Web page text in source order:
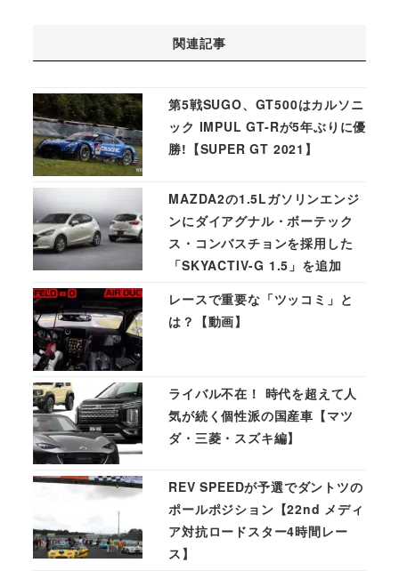
関連記事
第5戦SUGO、GT500はカルソニ
ック IMPUL GT-Rが5年ぶりに優
勝!【SUPER GT 2021】
MAZDA2の1.5Lガソリンエンジ
ンにダイアグナル・ボーテック
ス・コンバスチョンを採用した
「SKYACTIV-G 1.5」を追加
レースで重要な「ツッコミ」と
は？【動画】
ライバル不在！ 時代を超えて人
気が続く個性派の国産車【マツ
ダ・三菱・スズキ編】
REV SPEEDが予選でダントツの
ポールポジション【22nd メディ
ア対抗ロードスター4時間レー
ス】